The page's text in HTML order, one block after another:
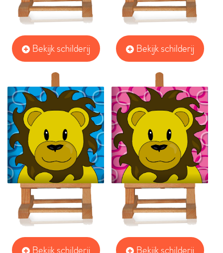
Bekijk schilderij Bekijk schilderij
Bekijk schilderij Bekijk schilderij